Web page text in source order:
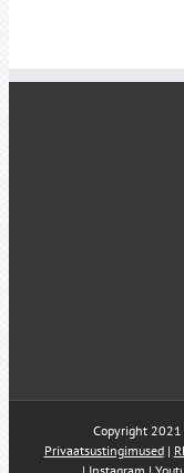
Copyright 2021
Privaatsustingimused|